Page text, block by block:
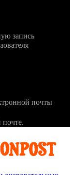
запись
почты
почте.